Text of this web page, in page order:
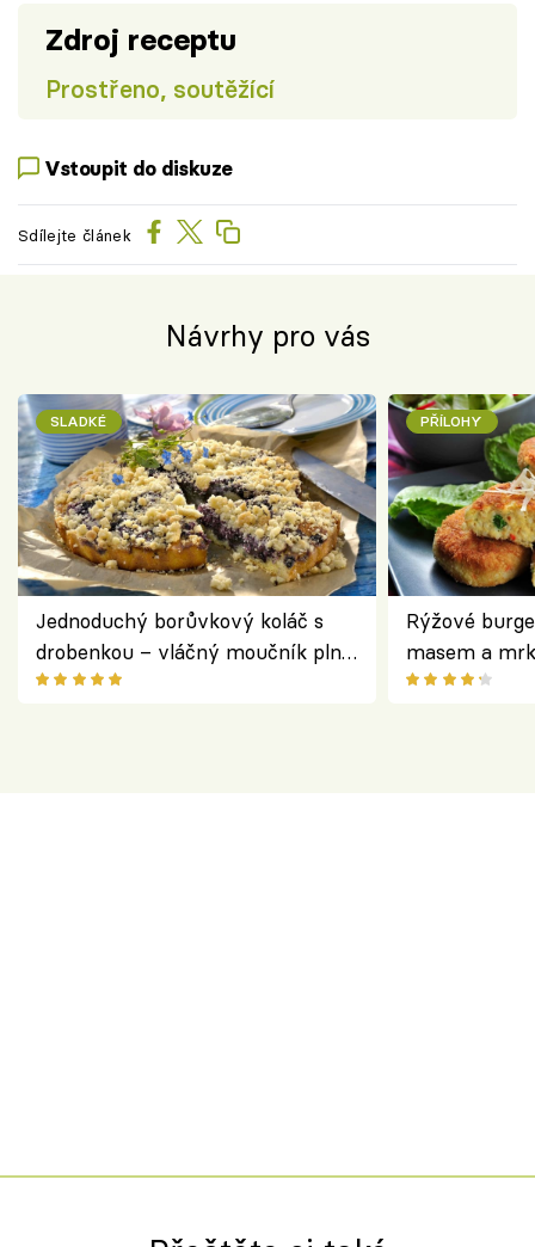
Zdroj receptu
Prostřeno, soutěžící
Vstoupit do diskuze
Sdílejte článek
Návrhy pro vás
SLADKÉ
Jednoduchý borůvkový koláč s
drobenkou – vláčný moučník plný
ovoce
PŘÍLOHY
Rýžové
masem a
salátem –